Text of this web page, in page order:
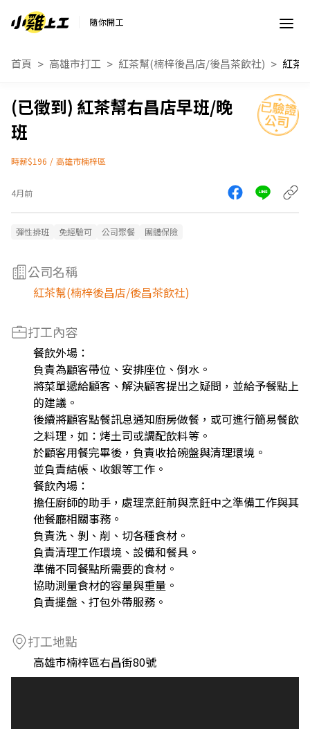
隨你開工
首頁 高雄市打工 紅茶幫(楠梓後昌店/後昌茶飲社) 紅茶
紅茶幫右昌店早班/晚
班
時薪$196 / 高雄市楠梓區
4月前
彈性排班 免經驗可 公司聚餐 團體保險
公司名稱
紅茶幫(楠梓後昌店/後昌茶飲社)
打工內容
餐飲外場：
負責為顧客帶位、安排座位、倒水。
將菜單遞給顧客、解決顧客提出之疑問，並給予餐點上
的建議。
後續將顧客點餐訊息通知廚房做餐，或可進行簡易餐飲
之料理，如：烤土司或調配飲料等。
於顧客用餐完畢後，負責收拾碗盤與清理環境。
並負責結帳、收銀等工作。
餐飲內場：
擔任廚師的助手，處理烹飪前與烹飪中之準備工作與其
他餐廳相關事務。
負責洗、剝、削、切各種食材。
負責清理工作環境、設備和餐具。
準備不同餐點所需要的食材。
協助測量食材的容量與重量。
負責擺盤、打包外帶服務。
打工地點
高雄市楠梓區右昌街80號